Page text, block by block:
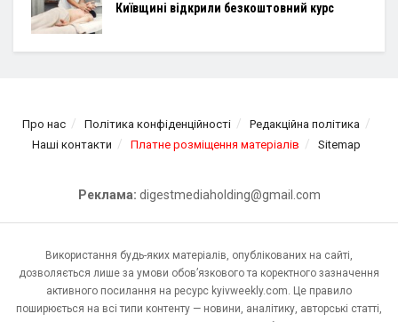
Київщині відкрили безкоштовний курс
Про нас Політика конфіденційності
Редакційна політика
Наші контакти
Платне розміщення матеріалів Sitemap
Реклама: digestmediaholding@gmail.com
Використання будь-яких матеріалів, опублікованих на сайті,
дозволяється лише за умови обов’язкового та коректного зазначення
активного посилання на ресурс kyivweekly.com. Це правило
поширюється на всі типи контенту — новини, аналітику, авторські статті,